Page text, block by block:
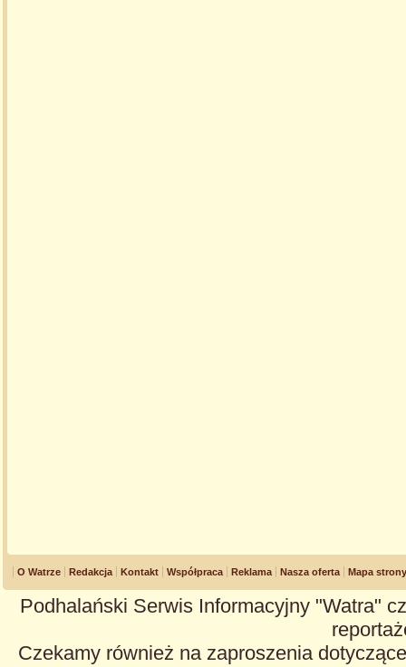
O Watrze Redakcja Kontakt Współpraca Reklama Nasza oferta Mapa strony
Podhalański Serwis Informacyjny "Watra"
Czekamy również na zaproszenia